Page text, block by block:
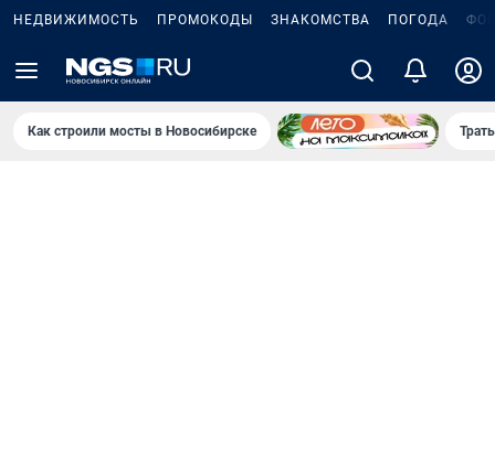
НЕДВИЖИМОСТЬ ПРОМОКОДЫ ЗНАКОМСТВА ПОГОДА
Как строили мосты в Новосибирске